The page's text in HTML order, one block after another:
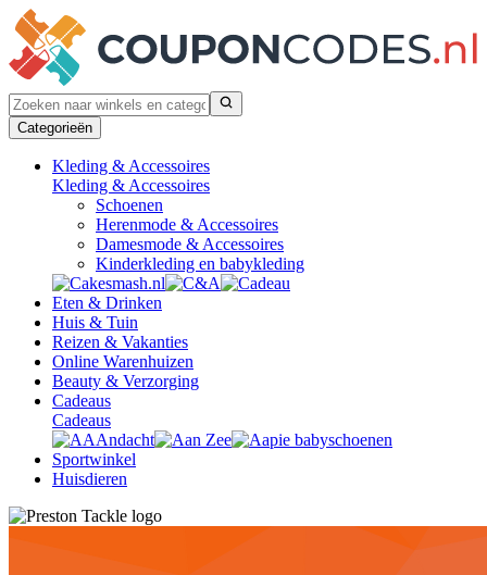
Categorieën
Kleding & Accessoires
Kleding & Accessoires
Schoenen
Herenmode & Accessoires
Damesmode & Accessoires
Kinderkleding en babykleding
Eten & Drinken
Huis & Tuin
Reizen & Vakanties
Online Warenhuizen
Beauty & Verzorging
Cadeaus
Cadeaus
Sportwinkel
Huisdieren